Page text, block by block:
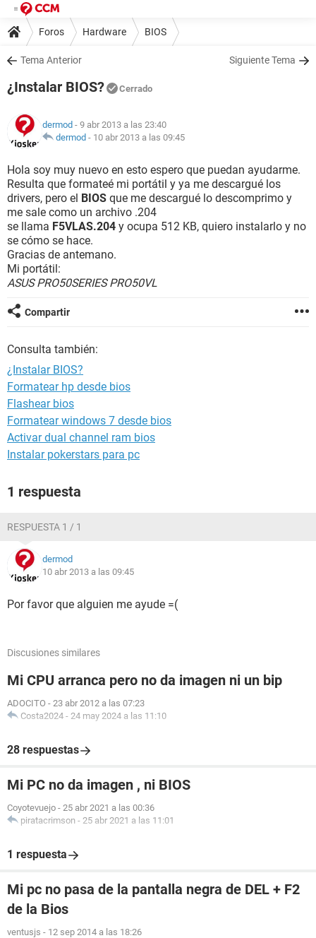
Foros Hardware BIOS
Tema Anterior Siguiente Tema
¿Instalar BIOS? Cerrado
dermod - 9 abr 2013 a las 23:40
dermod - 10 abr 2013 a las 09:45
Hola soy muy nuevo en esto espero que puedan ayudarme.
Resulta que formateé mi portátil y ya me descargué los
drivers, pero el BIOS que me descargué lo descomprimo y
me sale como un archivo .204
se llama F5VLAS.204 y ocupa 512 KB, quiero instalarlo y no
se cómo se hace.
Gracias de antemano.
Mi portátil:
ASUS PRO50SERIES PRO50VL
Compartir
Consulta también:
¿Instalar BIOS?
Formatear hp desde bios
Flashear bios
Formatear windows 7 desde bios
Activar dual channel ram bios
Instalar pokerstars para pc
1 respuesta
RESPUESTA 1 / 1
dermod
10 abr 2013 a las 09:45
Por favor que alguien me ayude =(
Discusiones similares
Mi CPU arranca pero no da imagen ni un bip
ADOCITO - 23 abr 2012 a las 07:23
Costa2024 - 24 may 2024 a las 11:10
28 respuestas
Mi PC no da imagen , ni BIOS
Coyotevuejo - 25 abr 2021 a las 00:36
piratacrimson - 25 abr 2021 a las 11:01
1 respuesta
Mi pc no pasa de la pantalla negra de DEL + F2
de la Bios
ventusjs - 12 sep 2014 a las 18:26